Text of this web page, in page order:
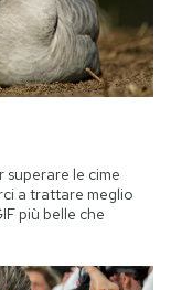
le cime
a trattare meglio
più belle che